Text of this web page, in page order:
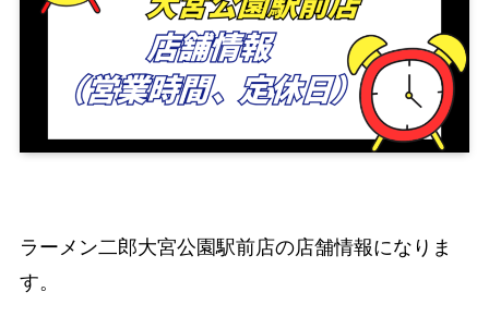
ラーメン二郎大宮公園駅前店の店舗情報になりま
す。